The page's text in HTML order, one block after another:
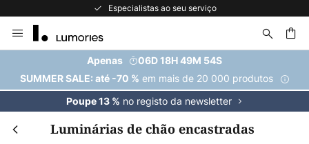
Especialistas ao seu serviço
para
Conteúdo
Apenas
06D 18H 49M 54S
SUMMER SALE: até -70 % em mais de 20 000 produtos
Poupe 13 % no registo da newsletter
Luminárias de chão encastradas